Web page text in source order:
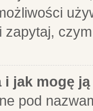
zapytaj,
i jak mogę
pod